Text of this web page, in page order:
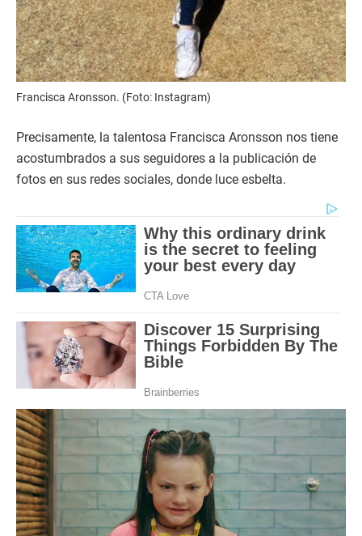
Francisca Aronsson. (Foto: Instagram)
Precisamente, la talentosa Francisca Aronsson nos tiene
acostumbrados a sus seguidores a la publicación de
fotos en sus redes sociales, donde luce esbelta.